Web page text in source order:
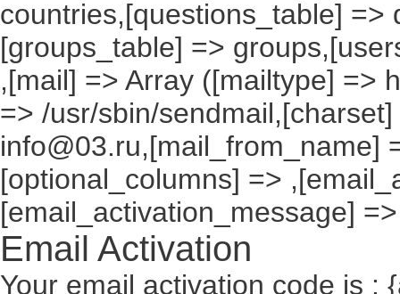
countries,[questions_table]
[groups_table] =>
,[mail] => Array ([mailtype] =>
=> /usr/sbin/
info@03.ru,[mail_from_name]
[optional_columns] =>
[email_activation_message] =>
Email Activation
Your email activation code is :